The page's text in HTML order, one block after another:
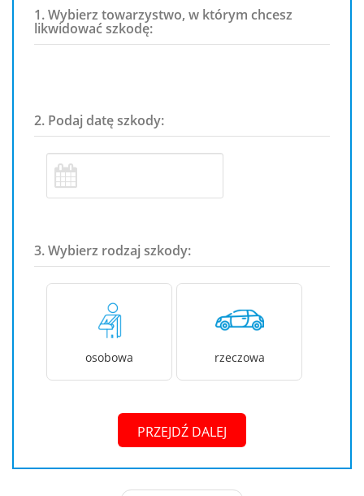
1. Wybierz towarzystwo, w którym chcesz
likwidować szkodę:
2. Podaj datę szkody:
3. Wybierz rodzaj szkody:
osobowa rzeczowa
PRZEJDŹ DALEJ